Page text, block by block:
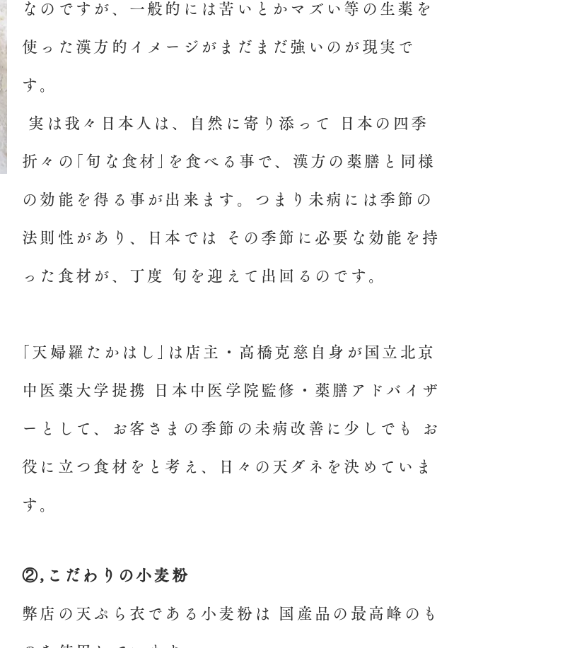
なのですが、一般的には苦いとかマズい等の生薬を
使った漢方的イメージがまだまだ強いのが現実で
す。
実は我々日本人は、自然に寄り添って 日本の四季
折々の｢旬な食材｣を食べる事で、漢方の薬膳と同様
の効能を得る事が出来ます。つまり未病には季節の
法則性があり、日本では その季節に必要な効能を持
った食材が、丁度 旬を迎えて出回るのです。
｢天婦羅たかはし｣は店主・高橋克慈自身が国立北京
中医薬大学提携 日本中医学院監修・薬膳アドバイザ
ーとして、お客さまの季節の未病改善に少しでも お
役に立つ食材をと考え、日々の天ダネを決めていま
す。
②, こだわりの小麦粉
弊店の天ぷら衣である小麦粉は 国産品の最高峰のも